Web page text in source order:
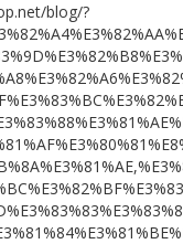
blog/?